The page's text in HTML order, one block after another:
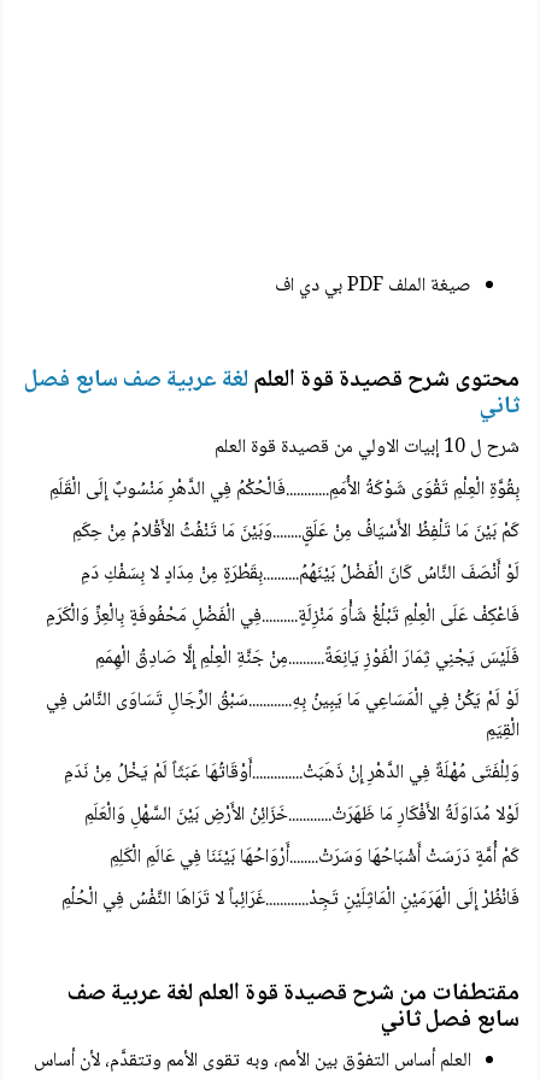
صيغة الملف PDF بي دي اف
محتوى شرح قصيدة قوة العلملغة عربية صف سابع فصل
ثاني
شرح ل 10 إبيات الاولي من قصيدة قوة العلم
بِقُوَّةِ الْعِلْمِ تَقْوَى شَوْكَةُ الأُمَمِ............فَالْحُكْمُ فِي الدَّهْرِ مَنْسُوبٌ إِلَى الْقَلَمِ
كَمْ بَيْنَ مَا تَلْفِظُ الأَسْيَافُ مِنْ عَلَقٍ........وَبَيْنَ مَا تَنْفُثُ الأَقْلامُ مِنْ حِكَمِ
لَوْ أَنْصَفَ النَّاسُ كَانَ الْفَضْلُ بَيْنَهُمُ..........بِقَطْرَةٍ مِنْ مِدَادٍ لا بِسَفْكِ دَمِ
فَاعْكِفْ عَلَى الْعِلْمِ تَبْلُغْ شَأْوَ مَنْزِلَةٍ..........فِي الْفَضْلِ مَحْفُوفَةٍ بِالْعِزِّ وَالْكَرَمِ
فَلَيْسَ يَجْنِي ثِمَارَ الْفَوْزِ يَانِعَةً..........مِنْ جَنَّةِ الْعِلْمِ إِلَّا صَادِقُ الْهِمَمِ
لَوْ لَمْ يَكُنْ فِي الْمَسَاعِي مَا يَبِينُ بِهِ............سَبْقُ الرِّجَالِ تَسَاوَى النَّاسُ فِي
الْقِيَمِ
وَلِلْفَتَى مُهْلَةٌ فِي الدَّهْرِ إِنْ ذَهَبَتْ..............أَوْقَاتُهَا عَبَثَاً لَمْ يَخْلُ مِنْ نَدَمِ
لَوْلا مُدَاوَلَةُ الأَفْكَارِ مَا ظَهَرَتْ............خَزَائِنُ الأَرْضِ بَيْنَ السَّهْلِ وَالْعَلَمِ
كَمْ أُمَّةٍ دَرَسَتْ أَشْبَاحُهَا وَسَرَتْ........أَرْوَاحُهَا بَيْنَنَا فِي عَالَمِ الْكَلِمِ
فَانْظُرْ إِلَى الْهَرَمَيْنِ الْمَاثِلَيْنِ تَجِدْ............غَرَائِباً لا تَرَاهَا النَّفْسُ فِي الْحُلُمِ
مقتطفات من شرح قصيدة قوة العلم لغة عربية صف
سابع فصل ثاني
العلم أساس التفوّق بين الأمم، وبه تقوى الأمم وتتقدَّم، لأن أساس